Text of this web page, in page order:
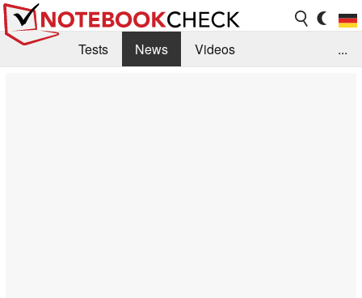
Tests News
Videos
...